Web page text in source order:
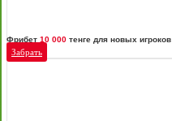
Фрибет 10 000 тенге для новых игроков
Забрать